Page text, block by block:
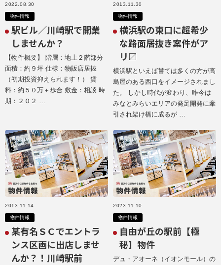
2022.08.30
物件情報
駅ビル／川崎駅で開業
しませんか？
【物件概要】 階層：地上２階部分
面積：約９坪 仕様：物販店居抜
（初期投資抑えられます！） 賃
料：約５０万＋歩合 敷金：相談 時
期：２０２ …
2013.11.30
物件情報
横浜駅の東口に超希少
な路面居抜き案件がア
リ〼
横浜駅といえば嘗ては多くの方が高
島屋のある西口をイメージされまし
た。 しかし時代が変わり、昨今は
みなとみらいエリアの発足開発に牽
引され架け橋に成るが …
2013.11.14
物件情報
某有名ＳＣでエントラ
ンス区画に出店しませ
んか？！川崎駅前
2023.11.10
物件情報
自由が丘の駅前【極
秘】物件
デュ・アオーネ（イオンモール）の